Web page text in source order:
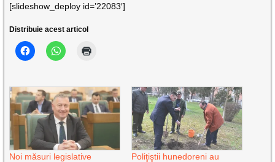
[slideshow_deploy id=’22083′]
Distribuie acest articol
Noi măsuri legislative
Poliţiştii hunedoreni au